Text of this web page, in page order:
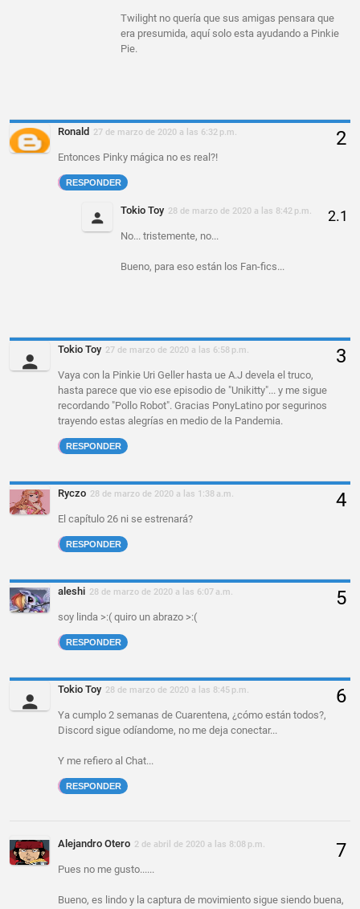
Twilight no quería que sus amigas pensara que
era presumida, aquí solo esta ayudando a Pinkie
Pie.
Ronald 27 de marzo de 2020 a las 6:32 p.m.
Entonces Pinky mágica no es real?!
RESPONDER
Tokio Toy 28 de marzo de 2020 a las 8:42 p.m.
No... tristemente, no...
Bueno, para eso están los Fan-fics...
Tokio Toy 27 de marzo de 2020 a las 6:58 p.m.
Vaya con la Pinkie Uri Geller hasta ue A.J devela el truco,
hasta parece que vio ese episodio de "Unikitty"... y me sigue
recordando "Pollo Robot". Gracias PonyLatino por segurinos
trayendo estas alegrías en medio de la Pandemia.
RESPONDER
Ryczo 28 de marzo de 2020 a las 1:38 a.m.
El capítulo 26 ni se estrenará?
RESPONDER
aleshi 28 de marzo de 2020 a las 6:07 a.m.
soy linda >:( quiro un abrazo >:(
RESPONDER
Tokio Toy 28 de marzo de 2020 a las 8:45 p.m.
Ya cumplo 2 semanas de Cuarentena, ¿cómo están todos?,
Discord sigue odíandome, no me deja conectar...
Y me refiero al Chat...
RESPONDER
Alejandro Otero 2 de abril de 2020 a las 8:08 p.m.
Pues no me gusto......
Bueno, es lindo y la captura de movimiento sigue siendo buena,